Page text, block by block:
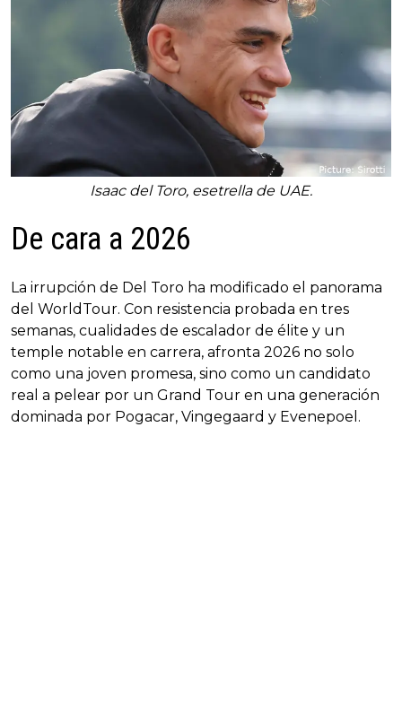
Isaac del Toro, esetrella de UAE.
De cara a 2026
La irrupción de Del Toro ha modificado el panorama
del WorldTour. Con resistencia probada en tres
semanas, cualidades de escalador de élite y un
temple notable en carrera, afronta 2026 no solo
como una joven promesa, sino como un candidato
real a pelear por un Grand Tour en una generación
dominada por Pogacar, Vingegaard y Evenepoel.